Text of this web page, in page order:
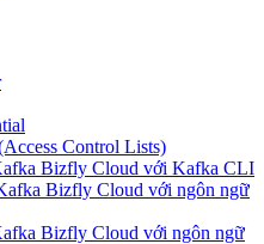
Control Lists)
Bizfly Cloud với Kafka CLI
Bizfly Cloud với ngôn ngữ
Bizfly Cloud với ngôn ngữ